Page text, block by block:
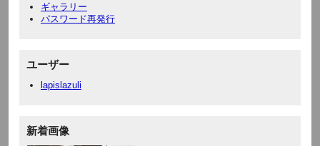
ギャラリー
パスワード再発行
ユーザー
lapislazuli
新着画像